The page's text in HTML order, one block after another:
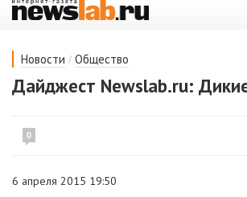
Новости / Общество
Дайджест Newslab.ru:
0
6 апреля 2015 19:50